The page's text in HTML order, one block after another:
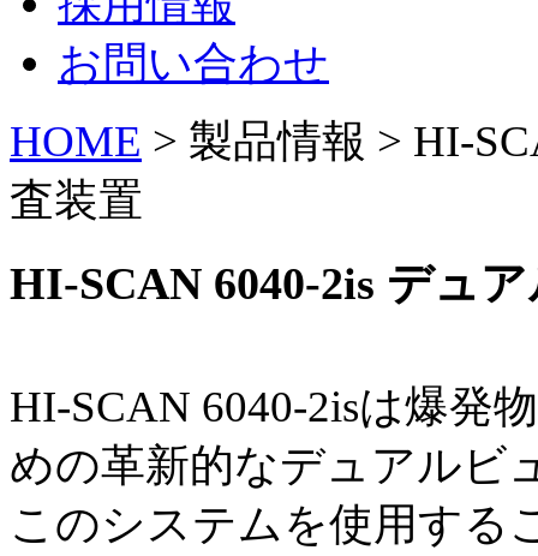
お問い合わせ
HOME > 製品情報 > HI-
査装置
HI-SCAN 6040-2is デュ
HI-SCAN 6040-2isは爆発
めの革新的なデュアルビ
このシステムを使用する